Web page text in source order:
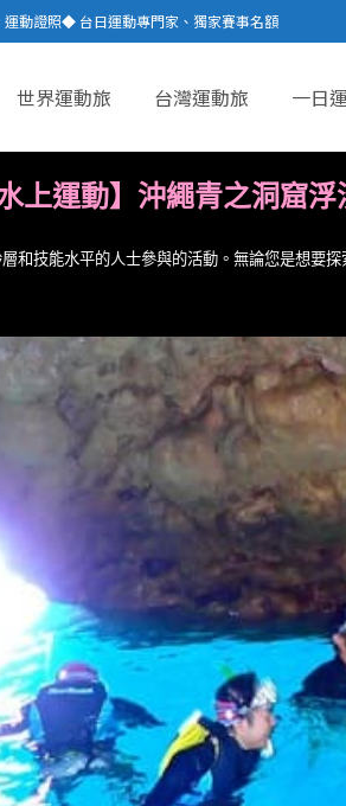
動證照◆ 台日運動專門家、獨家賽事名額
世界運動旅 台灣運動旅 一日
上運動】沖繩青之洞窟
和技能水平的人士參與的活動。無論您是想要